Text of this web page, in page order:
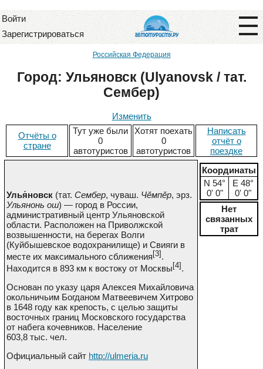
Войти
Зарегистрироваться
Российская Федерация
Город: Ульяновск (Ulyanovsk / тат.
Сембер)
Изменить
Отчёты о
стране
Тут уже были
0
автотуристов
Хотят поехать
0
автотуристов
Написать
отчёт о
поездке
Улья́новск (тат. Сембер, чуваш. Чĕмпĕр, эрз.
Ульянонь ош) — город в России,
административный центр Ульяновской
области. Расположен на Приволжской
возвышенности, на берегах Волги
(Куйбышевское водохранилище) и Свияги в
месте их максимального сближения [3] .
Находится в 893 км к востоку от Москвы [4] .
Основан по указу царя Алексея Михайловича
окольничьим Богданом Матвеевичем Хитрово
в 1648 году как крепость, с целью защиты
восточных границ Московского государства
от набега кочевников. Население
603,8 тыс. чел.
Официальный сайт http://ulmeria.ru
Координаты
N 54°
0' 0"
E 48°
0' 0"
Нет
связанных
трат